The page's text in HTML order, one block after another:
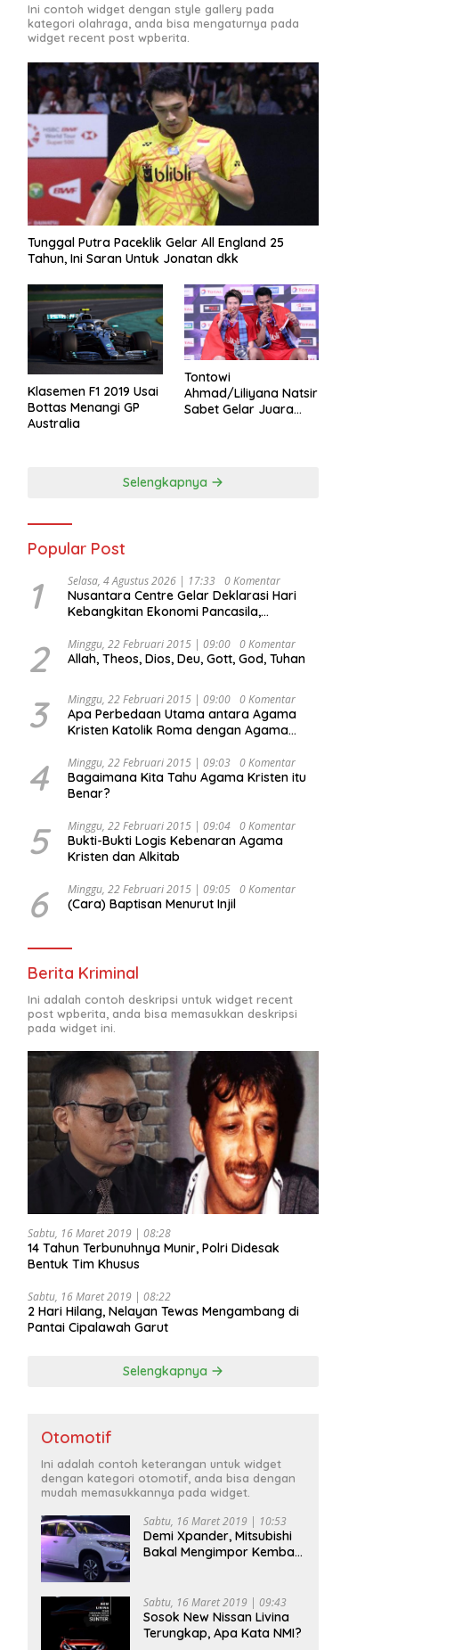
Ini contoh widget dengan style gallery pada
kategori olahraga, anda bisa mengaturnya pada
widget recent post wpberita.
Tunggal Putra Paceklik Gelar All England 25
Tahun, Ini Saran Untuk Jonatan dkk
Klasemen F1 2019 Usai
Bottas Menangi GP
Australia
Tontowi
Ahmad/Liliyana Natsir
Sabet Gelar Juara
Selengkapnya
Popular Post
1 Selasa, 4 Agustus 2026 | 17:33 0 Komentar
Nusantara Centre Gelar Deklarasi Hari
Kebangkitan Ekonomi Pancasila,
Djojohadikusumo Anti Penjajahan
(Pergolakan Ekonomi Politik Indonesia) &
Undang Perekonomian Nasional dan
Kesejahteraan Sosial dalam Menata
Bangsa Menuju Indonesia Emas 2045”,
2 Minggu, 22 Februari 2015 | 09:00 0 Komentar
Allah, Theos, Dios, Deu, Gott, God, Tuhan
3 Minggu, 22 Februari 2015 | 09:00 0 Komentar
Apa Perbedaan Utama antara Agama
Kristen Katolik Roma dengan Agama
4 Minggu, 22 Februari 2015 | 09:03 0 Komentar
Bagaimana Kita Tahu Agama Kristen itu
Benar?
5 Minggu, 22 Februari 2015 | 09:04 0 Komentar
Bukti-Bukti Logis Kebenaran Agama
Kristen dan Alkitab
6 Minggu, 22 Februari 2015 | 09:05 0 Komentar
(Cara) Baptisan Menurut Injil
Berita Kriminal
Ini adalah contoh deskripsi untuk widget recent
post wpberita, anda bisa memasukkan deskripsi
pada widget ini.
Sabtu, 16 Maret 2019 | 08:28
14 Tahun Terbunuhnya Munir, Polri Didesak
Bentuk Tim Khusus
Sabtu, 16 Maret 2019 | 08:22
2 Hari Hilang, Nelayan Tewas Mengambang di
Pantai Cipalawah Garut
Selengkapnya
Otomotif
Ini adalah contoh keterangan untuk widget
dengan kategori otomotif, anda bisa dengan
mudah memasukkannya pada widget.
Sabtu, 16 Maret 2019 | 10:53
Demi Xpander, Mitsubishi
Bakal Mengimpor Kembali
Sabtu, 16 Maret 2019 | 09:43
Sosok New Nissan Livina
Terungkap, Apa Kata NMI?